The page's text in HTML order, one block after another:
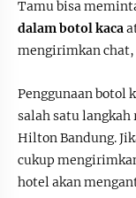
Tamu bisa
dalam botol kaca
mengirimkan chat,
Penggunaan botol
salah satu
Hilton Bandung.
cukup
hotel akan